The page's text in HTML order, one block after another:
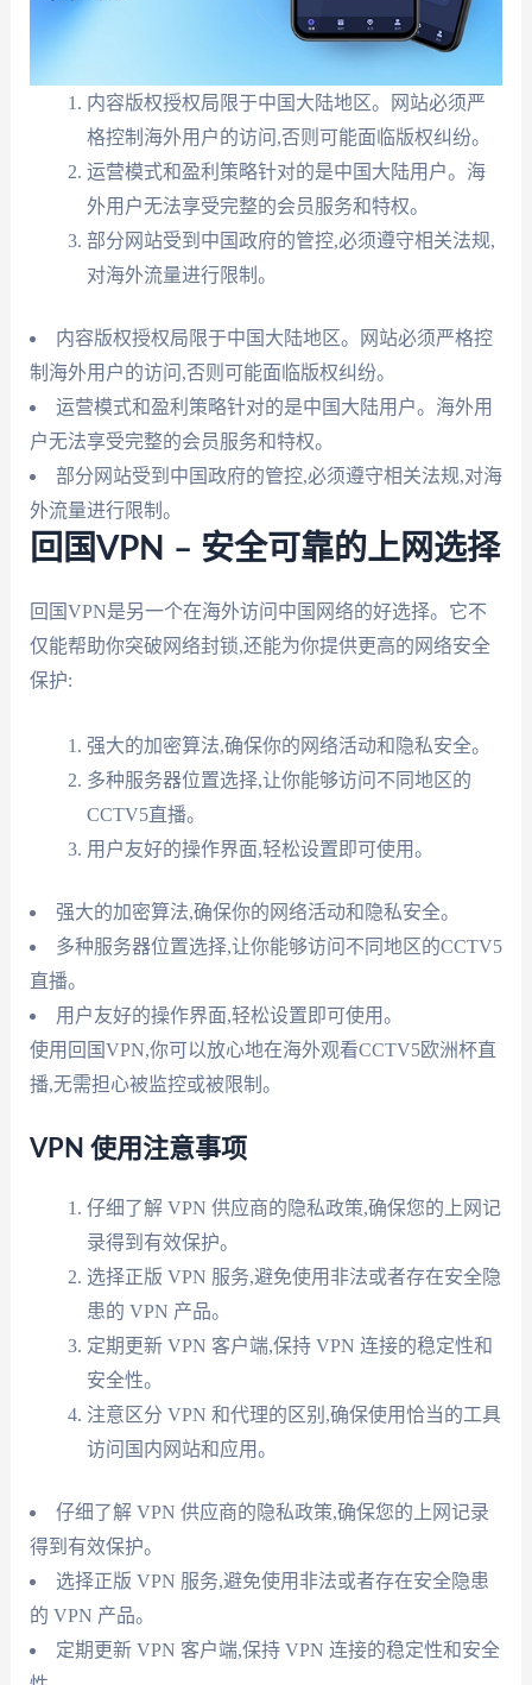
内容版权授权局限于中国大陆地区。网站必须严
格控制海外用户的访问,否则可能面临版权纠纷。
运营模式和盈利策略针对的是中国大陆用户。海
外用户无法享受完整的会员服务和特权。
部分网站受到中国政府的管控,必须遵守相关法规,
对海外流量进行限制。
内容版权授权局限于中国大陆地区。网站必须严格控
制海外用户的访问,否则可能面临版权纠纷。
运营模式和盈利策略针对的是中国大陆用户。海外用
户无法享受完整的会员服务和特权。
部分网站受到中国政府的管控,必须遵守相关法规,对海
外流量进行限制。
回国VPN – 安全可靠的上网选择
回国VPN是另一个在海外访问中国网络的好选择。它不
仅能帮助你突破网络封锁,还能为你提供更高的网络安全
保护:
强大的加密算法,确保你的网络活动和隐私安全。
多种服务器位置选择,让你能够访问不同地区的
CCTV5直播。
用户友好的操作界面,轻松设置即可使用。
强大的加密算法,确保你的网络活动和隐私安全。
多种服务器位置选择,让你能够访问不同地区的CCTV5
直播。
用户友好的操作界面,轻松设置即可使用。
使用回国VPN,你可以放心地在海外观看CCTV5欧洲杯直
播,无需担心被监控或被限制。
VPN 使用注意事项
仔细了解 VPN 供应商的隐私政策,确保您的上网记
录得到有效保护。
选择正版 VPN 服务,避免使用非法或者存在安全隐
患的 VPN 产品。
定期更新 VPN 客户端,保持 VPN 连接的稳定性和
安全性。
注意区分 VPN 和代理的区别,确保使用恰当的工具
访问国内网站和应用。
仔细了解 VPN 供应商的隐私政策,确保您的上网记录
得到有效保护。
选择正版 VPN 服务,避免使用非法或者存在安全隐患
的 VPN 产品。
定期更新 VPN 客户端,保持 VPN 连接的稳定性和安全